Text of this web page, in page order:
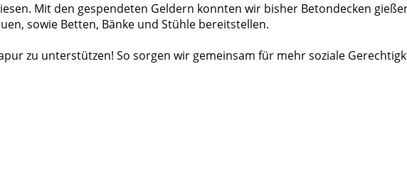
Mit den gespendeten Geldern konnten wir bisher Betondecken
sowie Betten, Bänke und Stühle bereitstellen.
zu unterstützen! So sorgen wir gemeinsam für mehr soziale